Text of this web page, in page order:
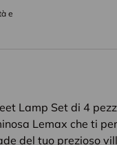
e
Lamp Set di 4
Lemax che ti
del tuo prezioso